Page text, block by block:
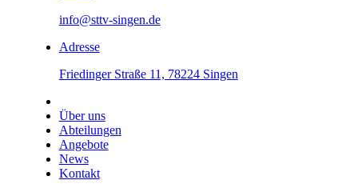
info@sttv-singen.de
Adresse
Friedinger Straße 11, 78224 Singen
Über uns
Abteilungen
Angebote
News
Kontakt